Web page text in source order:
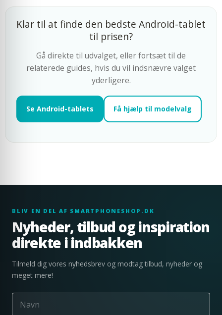
Klar til at finde den bedste Android-tablet
til prisen?
Gå direkte til udvalget, eller fortsæt til de
relaterede guides, hvis du vil indsnævre valget
yderligere.
Se Android-tablets Få hjælp til modelvalg
BLIV EN DEL AF SMARTPHONESHOP.DK
Nyheder, tilbud og inspiration
direkte i indbakken
Tilmeld dig vores nyhedsbrev og modtag tilbud, nyheder og
meget mere!